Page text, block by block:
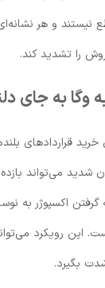
نیستند و هر
را تشدید کند.
وگا به جای
قراردادهای
می‌تواند بازده
اکسپوژر به
رویکرد